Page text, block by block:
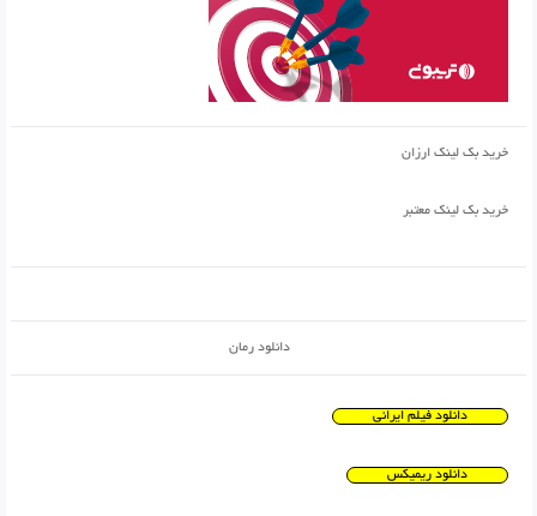
خرید بک لینک ارزان
خرید بک لینک معتبر
دانلود رمان
دانلود فیلم ایرانی
دانلود ریمیکس